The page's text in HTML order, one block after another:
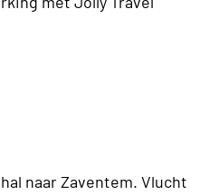
naar Zaventem. Vlucht